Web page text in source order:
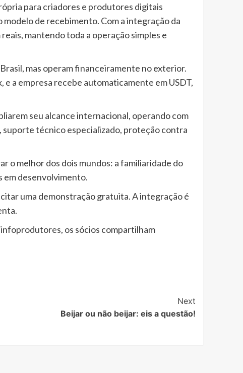
para criadores e produtores digitais
de recebimento. Com a integração da
mantendo toda a operação simples e
mas operam financeiramente no exterior.
e a empresa recebe automaticamente em USDT,
seu alcance internacional, operando com
técnico especializado, proteção contra
o melhor dos dois mundos: a familiaridade do
em desenvolvimento.
uma demonstração gratuita. A integração é
os sócios compartilham
Next
Beijar ou não beijar: eis a questão!